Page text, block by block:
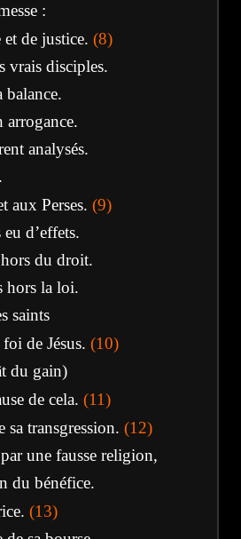
:
de justice. (8)
vrais disciples.
balance.
arrogance.
analysés.
aux Perses. (9)
d’effets.
du droit.
hors la loi.
saints
de Jésus. (10)
du gain)
de cela. (11)
sa transgression. (12)
une fausse religion,
du bénéfice.
(13)